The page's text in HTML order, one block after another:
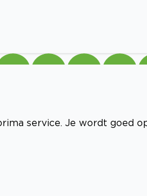
service. Je wordt goed